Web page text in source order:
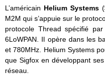
L’américain Helium Systems
M2M qui s’appuie sur le
protocole Thread spécifié
6LoWPAN. Il opère dans les
et 780MHz. Helium Systems
que Sigfox en développant
réseau.